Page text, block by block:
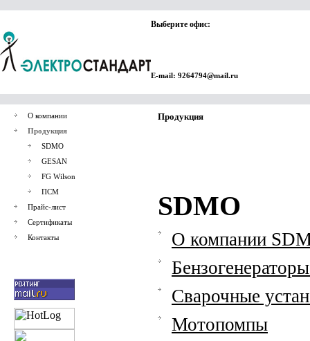
Выберите офис:
E-mail: 9264794@mail.ru
О компании
Продукция
SDMO
GESAN
FG Wilson
ПСМ
Прайс-лист
Сертификаты
Контакты
Продукция
SDMO
О компании
Сварочные
Мотопомпы